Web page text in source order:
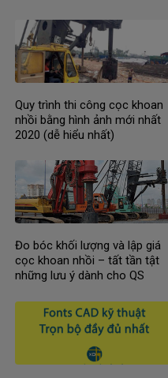
Quy trình thi công cọc khoan
nhồi bằng hình ảnh mới nhất
2020 (dễ hiểu nhất)
Đo bóc khối lượng và lập giá
cọc khoan nhồi – tất tần tật
những lưu ý dành cho QS